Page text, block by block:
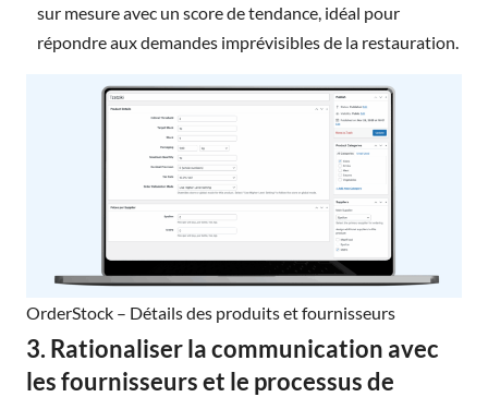
sur mesure avec un score de tendance, idéal pour
répondre aux demandes imprévisibles de la restauration.
OrderStock – Détails des produits et fournisseurs
3. Rationaliser la communication avec
les fournisseurs et le processus de